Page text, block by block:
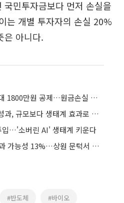
국민투자금보다 먼저 손실을
는 개별 투자자의 손실 20%
은 아니다.
'D-6' 국민참여형펀드, 최대 1800만원 공제…원금손실 가능성도
전문가들 "국민성장펀드 성과, 규모보다 생태계 효과로 봐야"
입…'소버린 AI' 생태계 키운다
美 클래리티 법안 연내 통과 가능성 13%…상원 문턱서 제동
#반도체 #바이오